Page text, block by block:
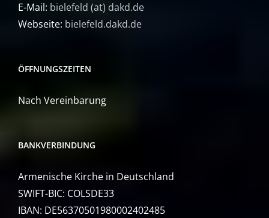
E-Mail: bielefeld (at) dakd.de
Webseite: bielefeld.dakd.de
ÖFFNUNGSZEITEN
Nach Vereinbarung
BANKVERBINDUNG
Armenische Kirche in Deutschland
SWIFT-BIC: COLSDE33
IBAN: DE56370501980002402485